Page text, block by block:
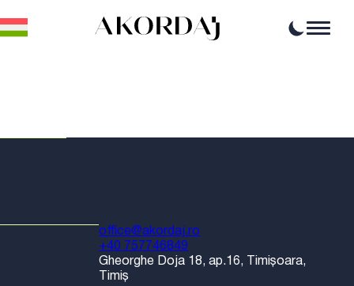
Szakmai lehetőségek
office@akordaj.ro
+40 757746849
Gheorghe Doja 18, ap.16, Timișoara,
Timiș